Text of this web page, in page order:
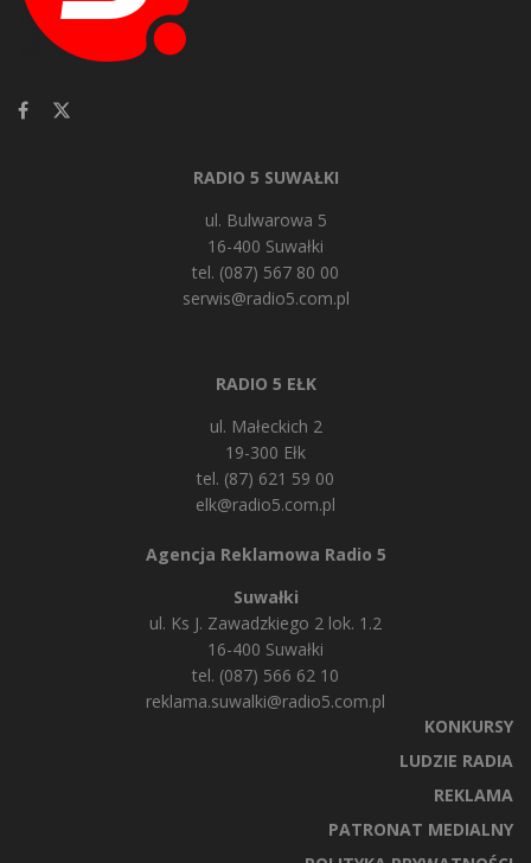
RADIO 5 SUWAŁKI
ul. Bulwarowa 5
16-400 Suwałki
tel. (087) 567 80 00
serwis@radio5.com.pl
RADIO 5 EŁK
ul. Małeckich 2
19-300 Ełk
tel. (87) 621 59 00
elk@radio5.com.pl
Agencja Reklamowa Radio 5
Suwałki
ul. Ks J. Zawadzkiego 2 lok. 1.2
16-400 Suwałki
tel. (087) 566 62 10
reklama.suwalki@radio5.com.pl
KONKURSY
LUDZIE RADIA
REKLAMA
PATRONAT MEDIALNY